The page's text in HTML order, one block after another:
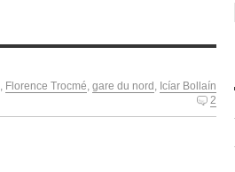
, Florence Trocmé, gare du nord , Icíar Bollaín
2